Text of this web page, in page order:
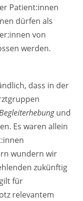
Patient:innen
dürfen als
von
werden.
dass in der
und
Es waren allein
wundern wir
zukünftig
für
relevantem